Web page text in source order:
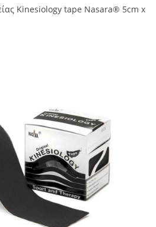
Kinesiology tape Nasara® 5cm x